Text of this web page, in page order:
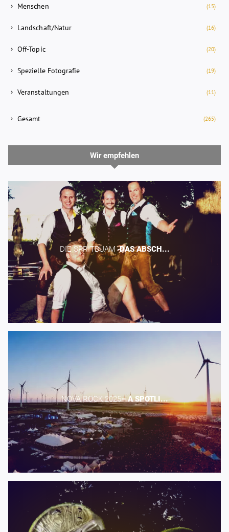
Menschen (15)
Landschaft/Natur (16)
Off-Topic (20)
Spezielle Fotografie (19)
Veranstaltungen (11)
Gesamt (265)
Wir empfehlen
DIE SPRITBUAM -​DAS ABSCH...
NOVA ROCK 2025​– A SPOTLI...